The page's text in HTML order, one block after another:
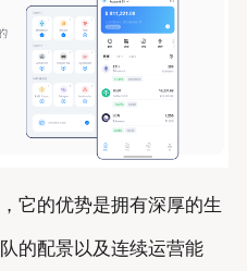
它的优势是拥有深厚的生
的配景以及连续运营能